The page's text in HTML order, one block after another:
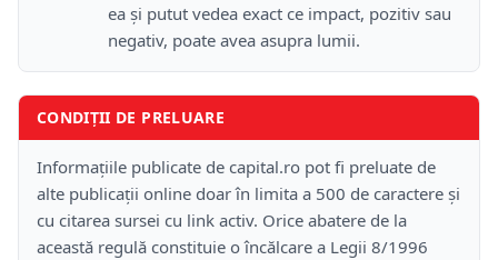
ea și putut vedea exact ce impact, pozitiv sau
negativ, poate avea asupra lumii.
CONDIȚII DE PRELUARE
Informațiile publicate de capital.ro pot fi preluate de
alte publicații online doar în limita a 500 de caractere și
cu citarea sursei cu link activ. Orice abatere de la
această regulă constituie o încălcare a Legii 8/1996